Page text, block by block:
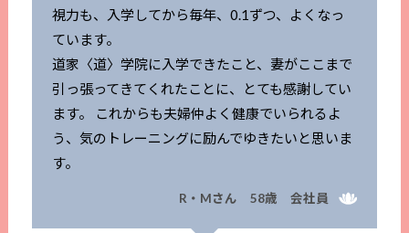
視力も、入学してから毎年、0.1ずつ、よくなっ
ています。
道家〈道〉学院に入学できたこと、妻がここまで
引っ張ってきてくれたことに、とても感謝してい
ます。 これからも夫婦仲よく健康でいられるよ
う、気のトレーニングに励んでゆきたいと思いま
す。
R・Mさん 58歳 会社員